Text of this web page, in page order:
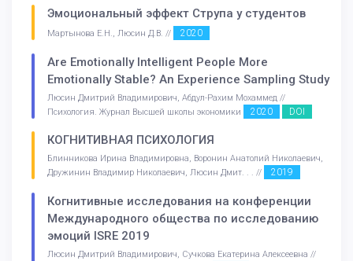
Эмоциональный эффект Струпа у студентов
Мартынова Е.Н., Люсин Д.В. // 2020
Are Emotionally Intelligent People More
Emotionally Stable? An Experience Sampling Study
Люсин Дмитрий Владимирович, Абдул-Рахим Мохаммед //
Психология. Журнал Высшей школы экономики
2020 DOI
КОГНИТИВНАЯ ПСИХОЛОГИЯ
Блинникова Ирина Владимировна, Воронин Анатолий Николаевич,
Дружинин Владимир Николаевич, Люсин Дмит. . . //
2019
Когнитивные исследования на конференции
Международного общества по исследованию
эмоций ISRE 2019
Люсин Дмитрий Владимирович, Сучкова Екатерина Алексеевна //